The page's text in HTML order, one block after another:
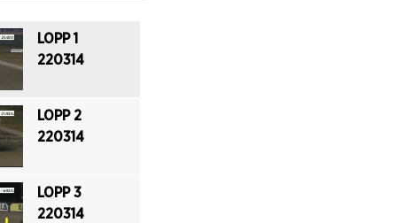
LOPP 1
220314
LOPP 2
220314
LOPP 3
220314